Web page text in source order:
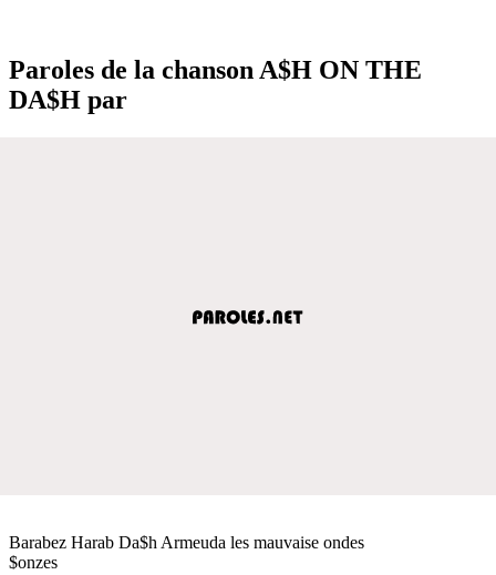
Paroles de la chanson A$H ON THE
DA$H par
Barabez Harab Da$h Armeuda les mauvaise ondes
$onzes